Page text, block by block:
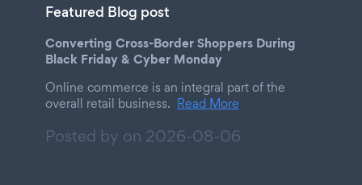
Featured Blog post
Converting Cross-Border Shoppers During
Black Friday & Cyber Monday
Online commerce is an integral part of the
overall retail business. Read More
Posted by on 2026-08-06